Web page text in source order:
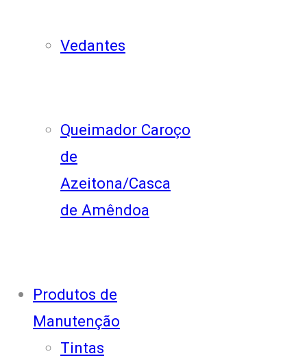
Vedantes
Queimador Caroço
de
Azeitona/Casca
de Amêndoa
Produtos de
Manutenção
Tintas